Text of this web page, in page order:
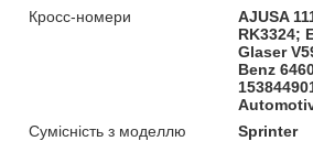
Кросс-номери
AJUSA
RK3324;
Glaser
Benz
Сумісність з моделлю
Sprinter